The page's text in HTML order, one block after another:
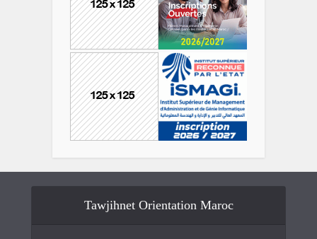
Tawjihnet Orientation Maroc